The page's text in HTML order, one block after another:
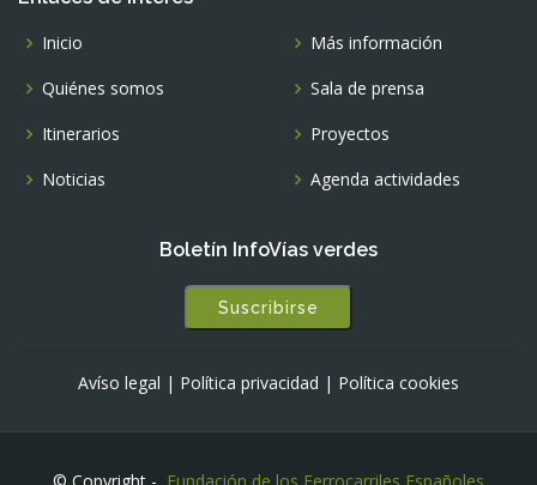
Inicio
Quiénes somos
Itinerarios
Noticias
Más información
Sala de prensa
Proyectos
Agenda actividades
Boletín InfoVías verdes
Suscribirse
Avíso legal | Política privacidad | Política cookies